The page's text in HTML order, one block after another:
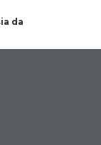
da